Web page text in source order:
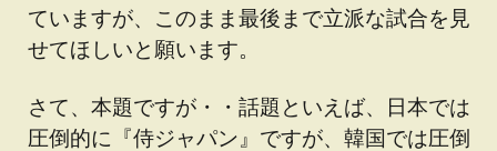
ていますが、このまま最後まで立派な試合を見
せてほしいと願います。
さて、本題ですが・・話題といえば、日本では
圧倒的に『侍ジャパン』ですが、韓国では圧倒